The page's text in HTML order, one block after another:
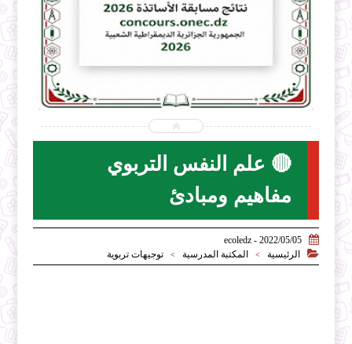
2026-07-31
ecoledz.net
🔴 علم النفس التربوي
مفاهيم ومبادئ

2022/05/05 - ecoledz

الرئيسية > المكتبة المدرسية > توجيهات تربوية